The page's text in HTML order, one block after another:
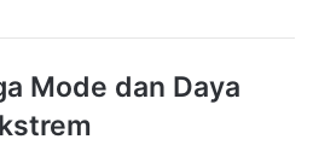
Mode dan Daya